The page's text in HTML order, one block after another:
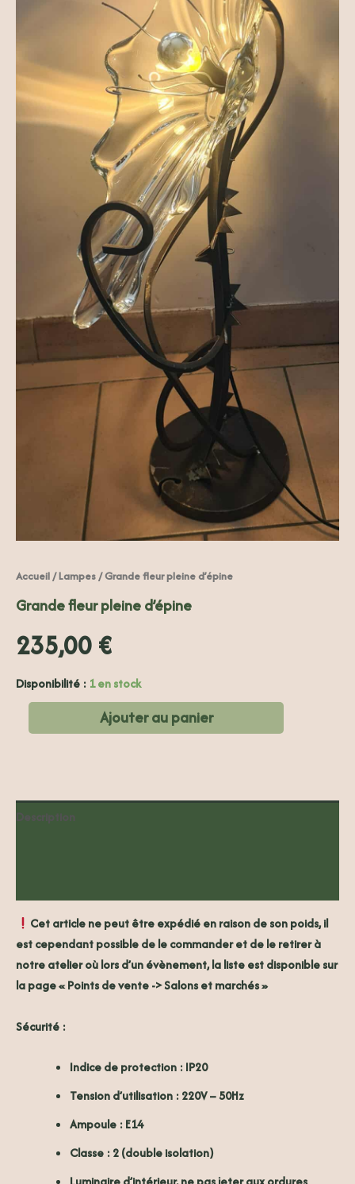
Accueil/Lampes/ Grande fleur pleine d’épine
Grande fleur pleine d’épine
235,00€
Disponibilité : 1 en stock
Ajouter au panier
Description
Cet article ne peut être expédié en raison de son poids, il
est cependant possible de le commander et de le retirer à
notre atelier où lors d’un évènement, la liste est disponible sur
la page « Points de vente -> Salons et marchés »
Sécurité :
Indice de protection : IP20
Tension d’utilisation : 220V – 50Hz
Ampoule : E14
Classe : 2 (double isolation)